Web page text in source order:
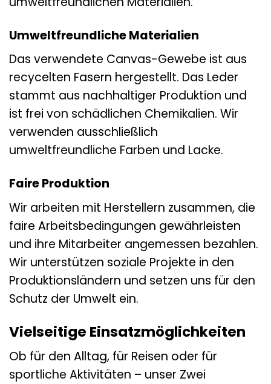
Umweltfreundliche Materialien
Das verwendete Canvas-Gewebe ist aus
recycelten Fasern hergestellt. Das Leder
stammt aus nachhaltiger Produktion und
ist frei von schädlichen Chemikalien. Wir
verwenden ausschließlich
umweltfreundliche Farben und Lacke.
Faire Produktion
Wir arbeiten mit Herstellern zusammen, die
faire Arbeitsbedingungen gewährleisten
und ihre Mitarbeiter angemessen bezahlen.
Wir unterstützen soziale Projekte in den
Produktionsländern und setzen uns für den
Schutz der Umwelt ein.
Vielseitige Einsatzmöglichkeiten
Ob für den Alltag, für Reisen oder für
sportliche Aktivitäten – unser Zwei